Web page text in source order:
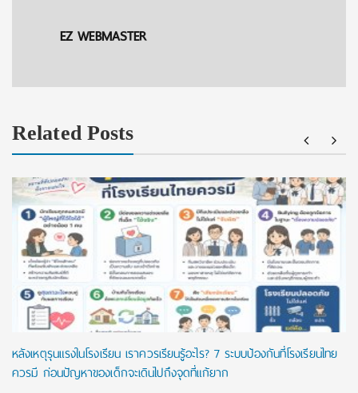
EZ WEBMASTER
Related Posts
หลังเหตุรุนแรงในโรงเรียน เราควรเรียนรู้อะไร? 7 ระบบป้องกันที่โรงเรียนไทย
ควรมี ก่อนปัญหาของเด็กจะเดินไปถึงจุดที่แก้ยาก